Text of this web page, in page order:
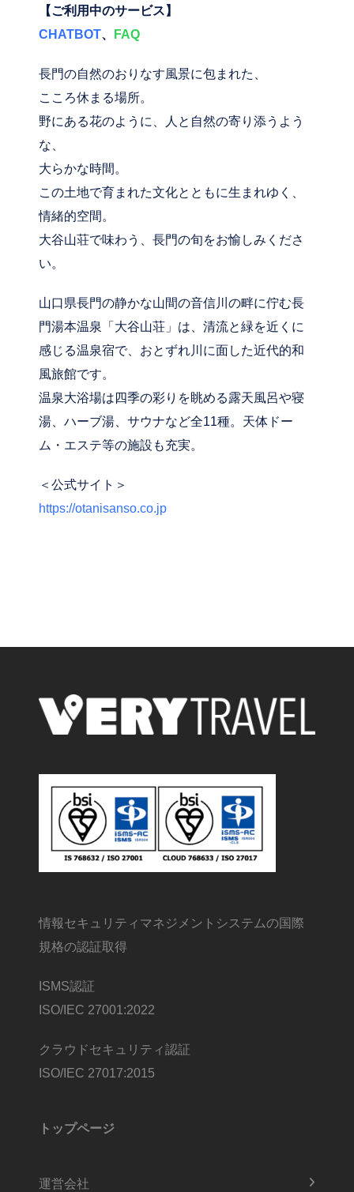
【ご利用中のサービス】
CHATBOT、 FAQ
長門の自然のおりなす風景に包まれた、
こころ休まる場所。
野にある花のように、人と自然の寄り添うよう
な、
大らかな時間。
この土地で育まれた文化とともに生まれゆく、
情緒的空間。
大谷山荘で味わう、長門の旬をお愉しみくださ
い。
山口県長門の静かな山間の音信川の畔に佇む長
門湯本温泉「大谷山荘」は、清流と緑を近くに
感じる温泉宿で、おとずれ川に面した近代的和
風旅館です。
温泉大浴場は四季の彩りを眺める露天風呂や寝
湯、ハーブ湯、サウナなど全11種。天体ドー
ム・エステ等の施設も充実。
＜公式サイト＞
https://otanisanso.co.jp
情報セキュリティマネジメントシステムの国際
規格の認証取得
ISMS認証
ISO/IEC 27001:2022
クラウドセキュリティ認証
ISO/IEC 27017:2015
トップページ
運営会社